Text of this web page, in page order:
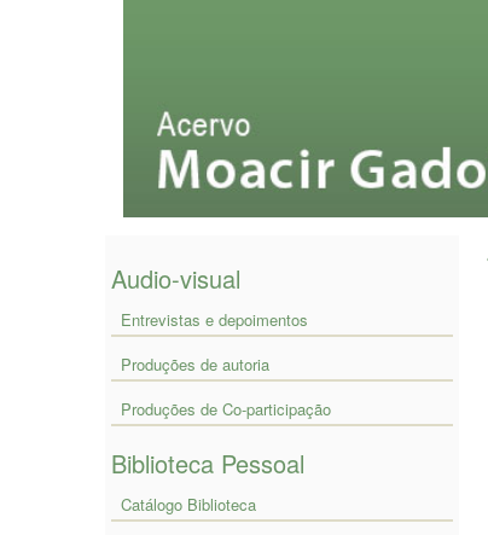
Audio-visual
Entrevistas e depoimentos
Produções de autoria
Produções de Co-participação
Biblioteca Pessoal
Catálogo Biblioteca